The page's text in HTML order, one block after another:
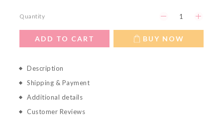
Quantity
ADD TO CART BUY NOW
Description
Shipping & Payment
Additional details
Customer Reviews